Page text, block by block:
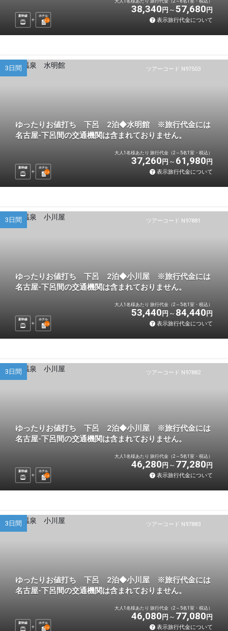
新幹線
ホテル
2泊
38,340 円 57,680 円
表示旅行代金について
ツアーコード N97503
3日間
ゆったりお値打ち 下呂 2泊◆水明館 ※旅行代金には
名古屋-下呂間の交通機関は含まれておりません。
新幹線
ホテル
2泊
大人1名様あたり 旅行代金（2～5名1室・税込）
37,260 円 61,980 円
表示旅行代金について
ツアーコード N97881
3日間
ゆったりお値打ち 下呂 2泊◆小川屋 ※旅行代金には
名古屋-下呂間の交通機関は含まれておりません。
新幹線
ホテル
2泊
大人1名様あたり 旅行代金（2～5名1室・税込）
53,440 円 84,440 円
表示旅行代金について
ツアーコード N97882
3日間
ゆったりお値打ち 下呂 2泊◆小川屋 ※旅行代金には
名古屋-下呂間の交通機関は含まれておりません。
新幹線
ホテル
2泊
大人1名様あたり 旅行代金（2～5名1室・税込）
46,280 円 77,280 円
表示旅行代金について
ツアーコード N97883
3日間
ゆったりお値打ち 下呂 2泊◆小川屋 ※旅行代金には
名古屋-下呂間の交通機関は含まれておりません。
新幹線
ホテル
2泊
大人1名様あたり 旅行代金（2～5名1室・税込）
46,080 円 77,080 円
表示旅行代金について